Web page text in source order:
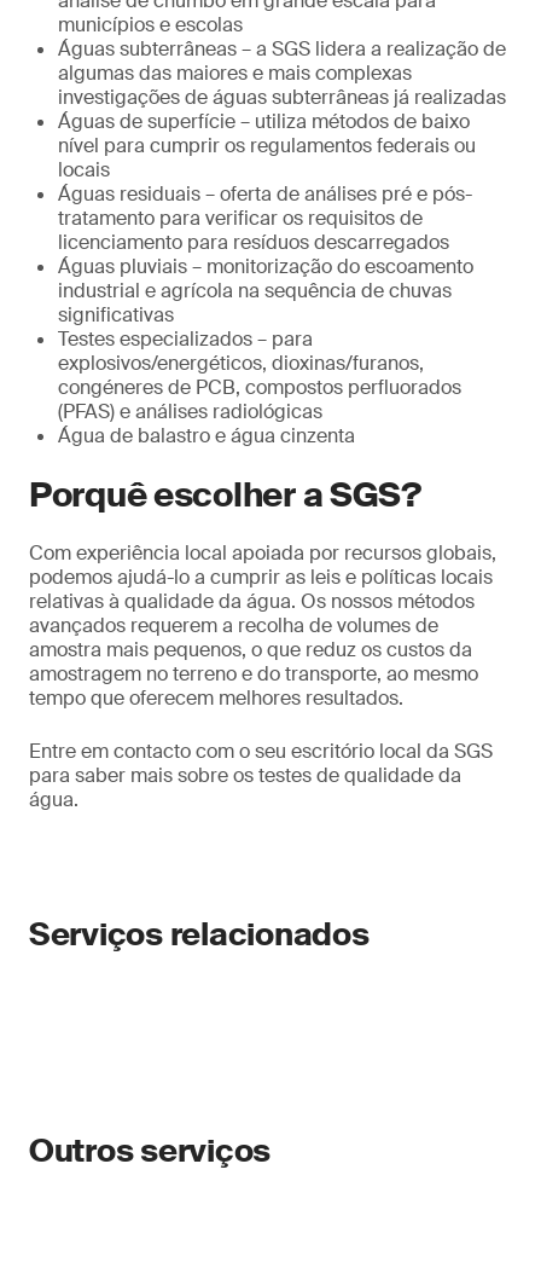
municípios e escolas
Águas subterrâneas – a SGS lidera a realização de
algumas das maiores e mais complexas
investigações de águas subterrâneas já realizadas
Águas de superfície – utiliza métodos de baixo
nível para cumprir os regulamentos federais ou
locais
Águas residuais – oferta de análises pré e pós-
tratamento para verificar os requisitos de
licenciamento para resíduos descarregados
Águas pluviais – monitorização do escoamento
industrial e agrícola na sequência de chuvas
significativas
Testes especializados – para
explosivos/energéticos, dioxinas/furanos,
congéneres de PCB, compostos perfluorados
(PFAS) e análises radiológicas
Água de balastro e água cinzenta
Porquê escolher a SGS?
Com experiência local apoiada por recursos globais,
podemos ajudá-lo a cumprir as leis e políticas locais
relativas à qualidade da água. Os nossos métodos
avançados requerem a recolha de volumes de
amostra mais pequenos, o que reduz os custos da
amostragem no terreno e do transporte, ao mesmo
tempo que oferecem melhores resultados.
Entre em contacto com o seu escritório local da SGS
para saber mais sobre os testes de qualidade da
água.
Serviços relacionados
Outros serviços